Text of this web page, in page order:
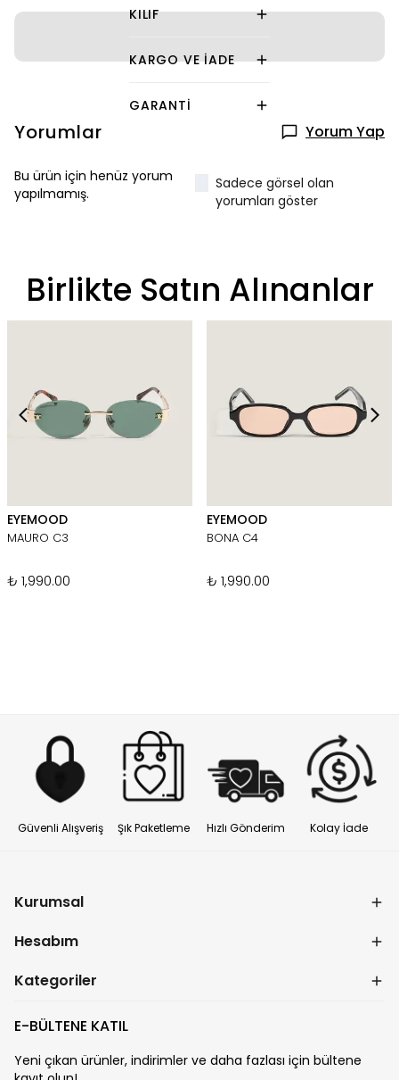
KILIF
KARGO VE İADE
GARANTI
Yorumlar Yorum Yap
Bu ürün için henüz yorum
yapılmamış.
Sadece görsel olan
yorumları göster
Birlikte Satın Alınanlar
EYEMOOD
MAURO C3
₺ 1,990.00
EYEMOOD
BONA C4
₺ 1,990.00
Güvenli Alışveriş Şık Paketleme Hızlı Gönderim Kolay İade
Kurumsal
Hesabım
Kategoriler
E-BÜLTENE KATIL
Yeni çıkan ürünler, indirimler ve daha fazlası için bültene